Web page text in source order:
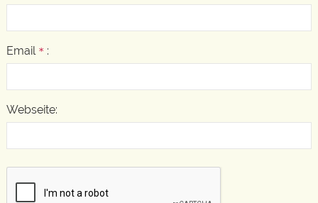
Email * :
Webseite: